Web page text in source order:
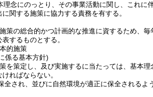
念にのっとり、その事業活動に関し、これ
関する施策に協力する責務を有する。
策の総合的かつ計画的な推進に資するため、
するものとする。
的施策
係る基本方針)
を策定し、及び実施するに当たっては、基本
ればならない。
全され、並びに自然環境が適正に保全される